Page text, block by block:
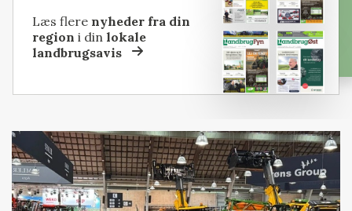
Læs flere nyheder fra din
region i dinlokale
landbrugsavis